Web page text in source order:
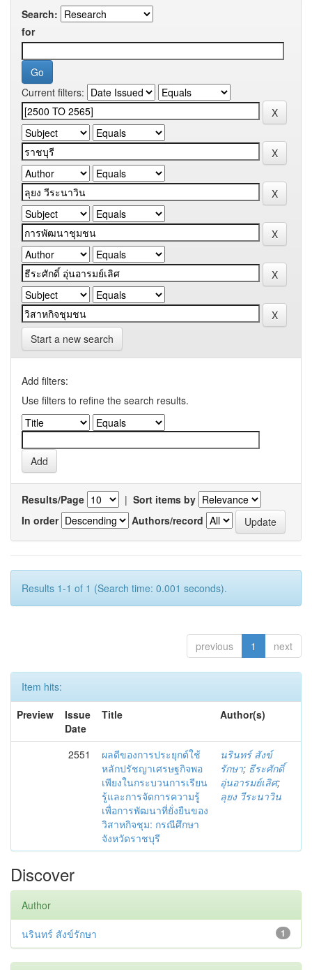
Search:
for
Current filters:
Start a new search
Add filters:
Use filters to refine the search results.
Results/Page | Sort items by
In order
Authors/record
Results 1-1 of 1 (Search time: 0.001 seconds).
previous 1 next
Item hits:
Preview
Issue
Date
Title Author(s)
2551
ผลดีของการประยุกต์ใช้
หลักปรัชญาเศรษฐกิจพอ
เพียงในกระบวนการเรียน
รู้และการจัดการความรู้
เพื่อการพัฒนาที่ยั่งยืนของ
วิสาหกิจชุม: กรณีศึกษา
จังหวัดราชบุรี
นรินทร์ สังข์
รักษา; ธีระศักดิ์
อุ่นอารมย์เลิศ;
ลุยง วีระนาวิน
Discover
Author
1
นรินทร์ สังข์รักษา